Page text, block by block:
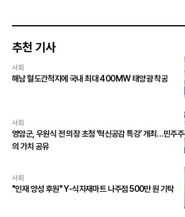
추천 기사
사회
해남 혈도간척지에 국내 최대 400MW 태양광 착공
사회
영암군, 우원식 전 의장 초청 ‘혁신공감 특강’ 개최…민주주
의 가치 공유
사회
"인재 양성 후원" Y-식자재마트 나주점 500만 원 기탁